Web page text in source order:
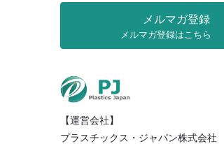
（月
別）
メルマガ登録
メルマガ登録はこちら
【運営会社】
プラスチックス・ジャパン株式会社